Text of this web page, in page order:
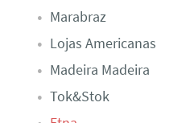
Marabraz
Lojas Americanas
Madeira Madeira
Tok&Stok